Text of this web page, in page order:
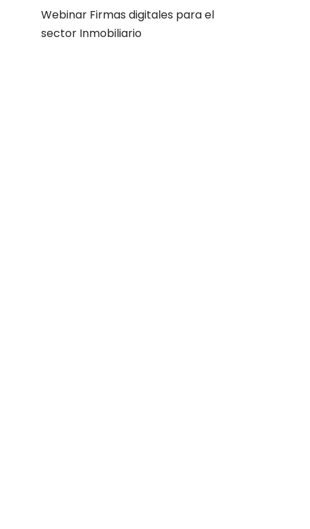
Webinar Firmas digitales para el
sector Inmobiliario